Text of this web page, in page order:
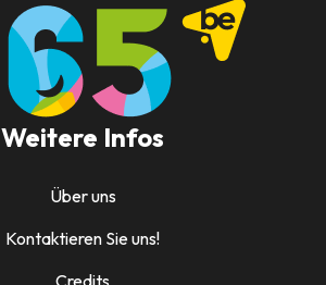
Weitere Infos
Über uns
Kontaktieren Sie uns!
Credits